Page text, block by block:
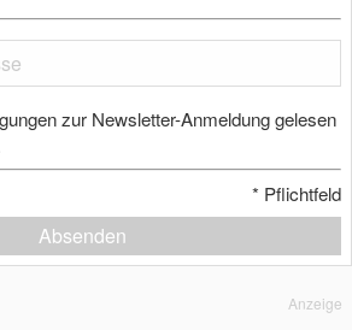
zur Newsletter-Anmeldung gelesen
* Pflichtfeld
Absenden
Anzeige